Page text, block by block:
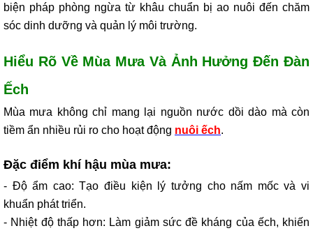
biện pháp phòng ngừa từ khâu chuẩn bị ao nuôi đến chăm
sóc dinh dưỡng và quản lý môi trường.
Hiểu Rõ Về Mùa Mưa Và Ảnh Hưởng Đến Đàn
Ếch
Mùa mưa không chỉ mang lại nguồn nước dồi dào mà còn
tiềm ẩn nhiều rủi ro cho hoạt động nuôi ếch.
Đặc điểm khí hậu mùa mưa:
- Độ ẩm cao: Tạo điều kiện lý tưởng cho nấm mốc và vi
khuẩn phát triển.
- Nhiệt độ thấp hơn: Làm giảm sức đề kháng của ếch, khiến